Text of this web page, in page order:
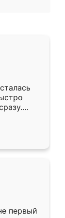
к
даже
первый